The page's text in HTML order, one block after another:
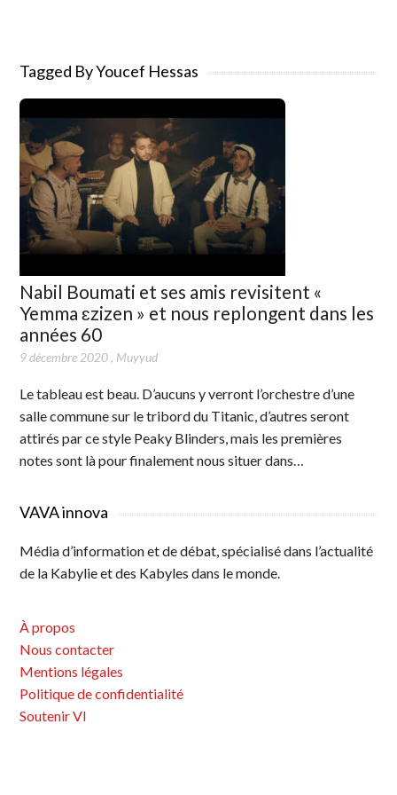
Tagged By Youcef Hessas
Nabil Boumati et ses amis revisitent «
Yemma ɛzizen » et nous replongent dans les
années 60
9 décembre 2020, Muyyud
Le tableau est beau. D’aucuns y verront l’orchestre d’une
salle commune sur le tribord du Titanic, d’autres seront
attirés par ce style Peaky Blinders, mais les premières
notes sont là pour finalement nous situer dans…
VAVA innova
Média d’information et de débat, spécialisé dans l’actualité
de la Kabylie et des Kabyles dans le monde.
À propos
Nous contacter
Mentions légales
Politique de confidentialité
Soutenir VI